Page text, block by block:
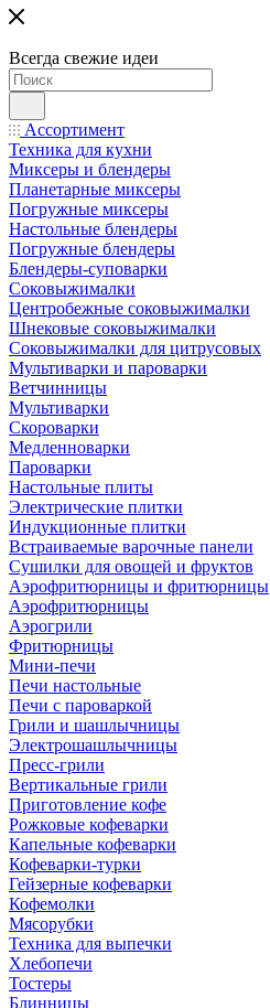
Всегда свежие идеи
Ассортимент
Техника для кухни
Миксеры и блендеры
Планетарные миксеры
Погружные миксеры
Настольные блендеры
Погружные блендеры
Блендеры-суповарки
Соковыжималки
Центробежные соковыжималки
Шнековые соковыжималки
Соковыжималки для цитрусовых
Мультиварки и пароварки
Ветчинницы
Мультиварки
Скороварки
Медленноварки
Пароварки
Настольные плиты
Электрические плитки
Индукционные плитки
Встраиваемые варочные панели
Сушилки для овощей и фруктов
Аэрофритюрницы и фритюрницы
Аэрофритюрницы
Аэрогрили
Фритюрницы
Мини-печи
Печи настольные
Печи с пароваркой
Грили и шашлычницы
Электрошашлычницы
Пресс-грили
Вертикальные грили
Приготовление кофе
Рожковые кофеварки
Капельные кофеварки
Кофеварки-турки
Гейзерные кофеварки
Кофемолки
Мясорубки
Техника для выпечки
Хлебопечи
Тостеры
Блинницы